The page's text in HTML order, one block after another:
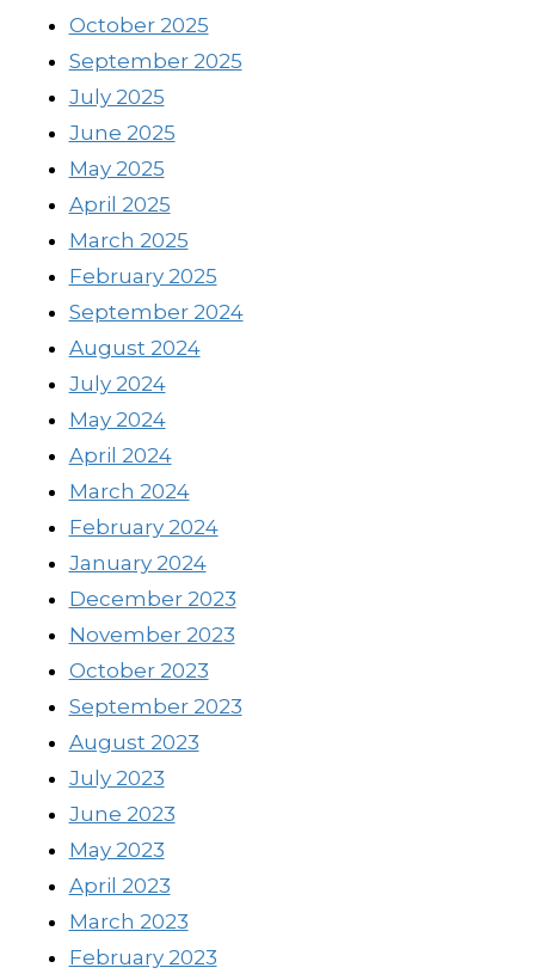
October 2025
September 2025
July 2025
June 2025
May 2025
April 2025
March 2025
February 2025
September 2024
August 2024
July 2024
May 2024
April 2024
March 2024
February 2024
January 2024
December 2023
November 2023
October 2023
September 2023
August 2023
July 2023
June 2023
May 2023
April 2023
March 2023
February 2023